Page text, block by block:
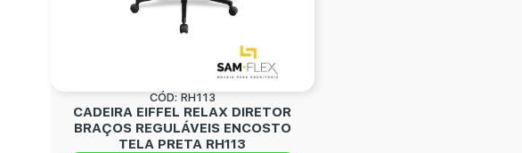
CÓD: RH113
CADEIRA EIFFEL RELAX DIRETOR
BRAÇOS REGULÁVEIS ENCOSTO
TELA PRETA RH113